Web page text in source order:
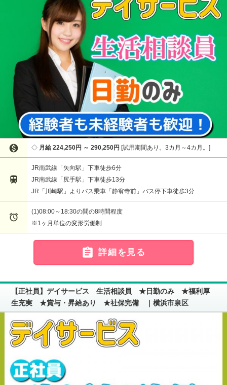
 月給 224,250円 ～ 290,250円 試用期間あり。3カ月～4カ月。

JR南武線「矢向駅」下車徒歩6分
JR南武線「尻手駅」下車徒歩13分
JR「川崎駅」よりバス乗車「静翁寺前」バス停下車徒歩3分

(1)08:00～18:30の間の8時間程度
※1ヶ月単位の変形労働制
 詳細を見る
【正社員】デイサービス 生活相談員 ★日勤のみ ★福利厚
生充実 ★賞与・昇給あり ★社保完備 ｜横浜市泉区